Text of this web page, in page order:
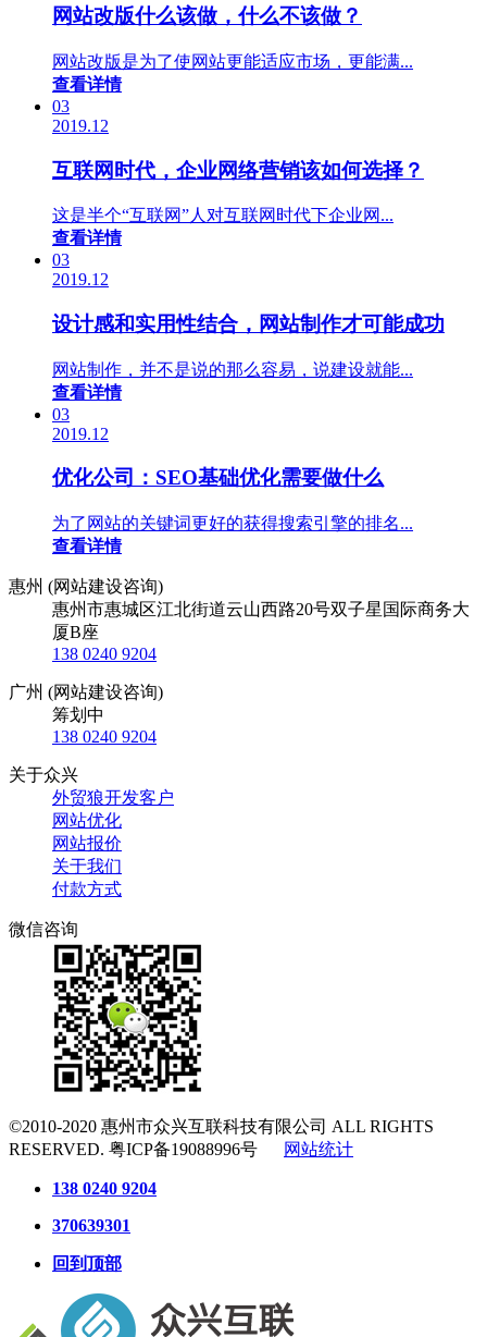
网站改版什么该做，什么不该做？
网站改版是为了使网站更能适应市场，更能满...
查看详情
03
2019.12
互联网时代，企业网络营销该如何选择？
这是半个“互联网”人对互联网时代下企业网...
查看详情
03
2019.12
设计感和实用性结合，网站制作才可能成功
网站制作，并不是说的那么容易，说建设就能...
查看详情
03
2019.12
优化公司：SEO基础优化需要做什么
为了网站的关键词更好的获得搜索引擎的排名...
查看详情
惠州 (网站建设咨询)
惠州市惠城区江北街道云山西路20号双子星国际商务大
厦B座
138 0240 9204
广州 (网站建设咨询)
筹划中
138 0240 9204
关于众兴
外贸狼开发客户
网站优化
网站报价
关于我们
付款方式
微信咨询
©2010-2020 惠州市众兴互联科技有限公司 ALL RIGHTS
RESERVED. 粤ICP备19088996号 网站统计
138 0240 9204
370639301
回到顶部